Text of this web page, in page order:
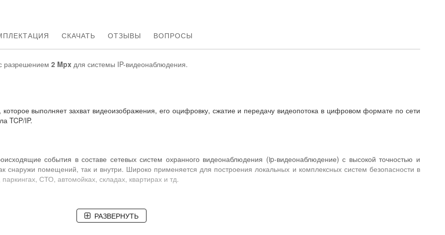
СКАЧАТЬ ОТЗЫВЫ ВОПРОСЫ
разрешением 2 Mpx для системы IP-видеонаблюдения.
выполняет захват видеоизображения, его оцифровку, сжатие и передачу видеопотока в цифровом формате по сети
TCP/IP.
события в составе сетевых систем охранного видеонаблюдения (ip-видеонаблюдение) с высокой точностью и
снаружи помещений, так и внутри. Широко применяется для построения локальных и комплексных систем безопасности в
СТО, автомойках, складах, квартирах и тд.
подключена с помощью кабелявитая пара
РАЗВЕРНУТЬ